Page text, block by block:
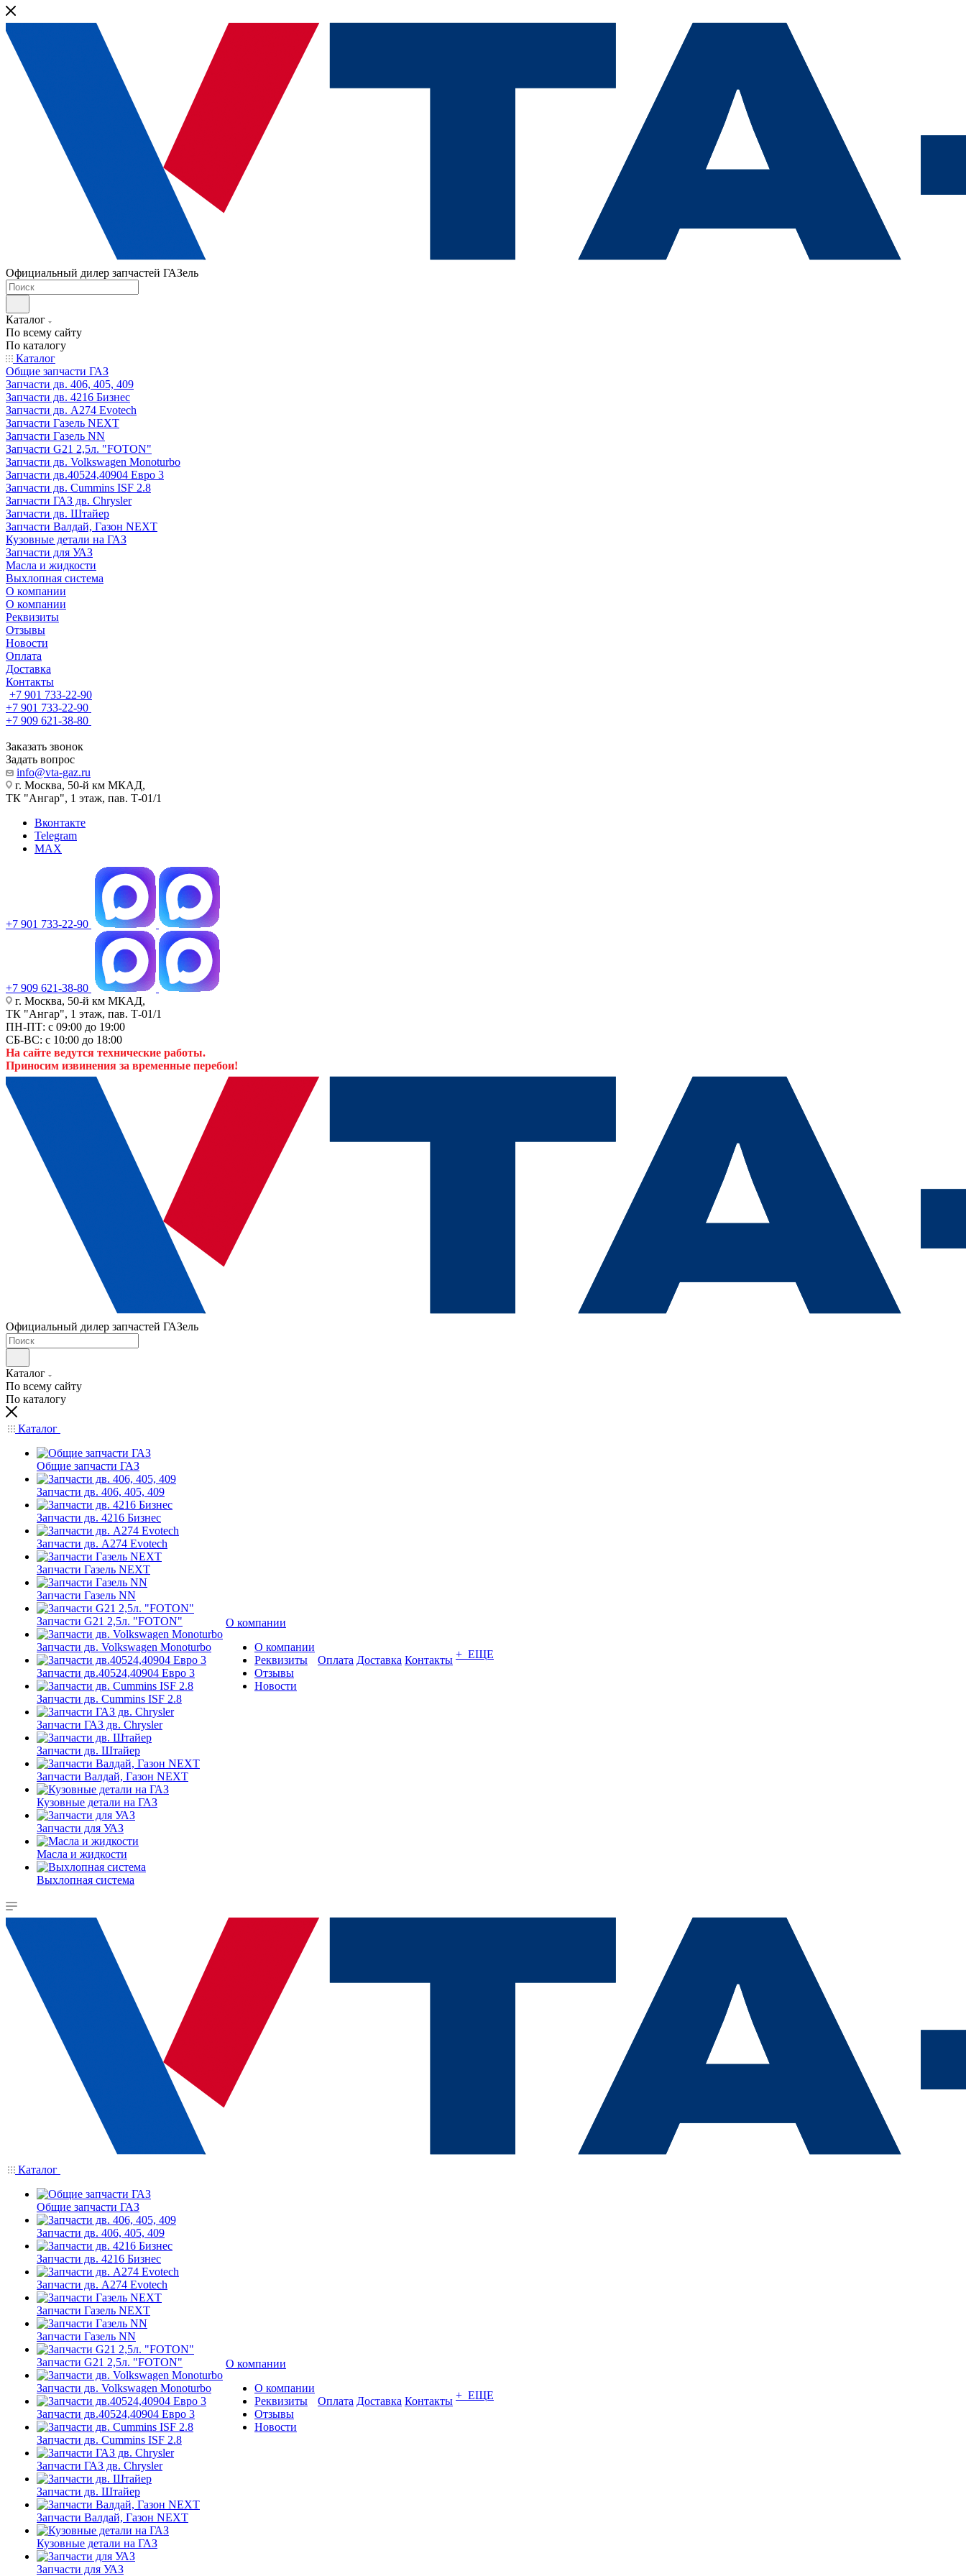
Официальный дилер запчастей ГАЗель
Каталог
По всему сайту
По каталогу
Каталог
Общие запчасти ГАЗ
Запчасти дв. 406, 405, 409
Запчасти дв. 4216 Бизнес
Запчасти дв. A274 Evotech
Запчасти Газель NEXT
Запчасти Газель NN
Запчасти G21 2,5л. "FOTON"
Запчасти дв. Volkswagen Monoturbo
Запчасти дв.40524,40904 Евро 3
Запчасти дв. Cummins ISF 2.8
Запчасти ГАЗ дв. Chrysler
Запчасти дв. Штайер
Запчасти Валдай, Газон NEXT
Кузовные детали на ГАЗ
Запчасти для УАЗ
Масла и жидкости
Выхлопная система
О компании
О компании
Реквизиты
Отзывы
Новости
Оплата
Доставка
Контакты
+7 901 733-22-90
+7 901 733-22-90
+7 909 621-38-80
Заказать звонок
Задать вопрос
info@vta-gaz.ru
г. Москва, 50-й км МКАД,
ТК "Ангар", 1 этаж, пав. Т-01/1
Вконтакте
Telegram
MAX
+7 901 733-22-90
+7 909 621-38-80
г. Москва, 50-й км МКАД,
ТК "Ангар", 1 этаж, пав. Т-01/1
ПН-ПТ: с 09:00 до 19:00
СБ-ВС: с 10:00 до 18:00
На сайте ведутся технические работы.
Приносим извинения за временные перебои!
Официальный дилер запчастей ГАЗель
Каталог
По всему сайту
По каталогу
Каталог
Общие запчасти ГАЗ
Запчасти дв. 406, 405, 409
Запчасти дв. 4216 Бизнес
Запчасти дв. A274 Evotech
Запчасти Газель NEXT
Запчасти Газель NN
Запчасти G21 2,5л. "FOTON"
Запчасти дв. Volkswagen Monoturbo
Запчасти дв.40524,40904 Евро 3
Запчасти дв. Cummins ISF 2.8
Запчасти ГАЗ дв. Chrysler
Запчасти дв. Штайер
Запчасти Валдай, Газон NEXT
Кузовные детали на ГАЗ
Запчасти для УАЗ
Масла и жидкости
Выхлопная система
О компании
О компании
Реквизиты
Отзывы
Новости
Оплата Доставка Контакты + ЕЩЕ
Каталог
Общие запчасти ГАЗ
Запчасти дв. 406, 405, 409
Запчасти дв. 4216 Бизнес
Запчасти дв. A274 Evotech
Запчасти Газель NEXT
Запчасти Газель NN
Запчасти G21 2,5л. "FOTON"
Запчасти дв. Volkswagen Monoturbo
Запчасти дв.40524,40904 Евро 3
Запчасти дв. Cummins ISF 2.8
Запчасти ГАЗ дв. Chrysler
Запчасти дв. Штайер
Запчасти Валдай, Газон NEXT
Кузовные детали на ГАЗ
Запчасти для УАЗ
О компании
О компании
Реквизиты
Отзывы
Новости
Оплата Доставка Контакты + ЕЩЕ